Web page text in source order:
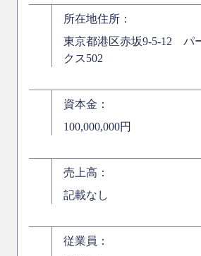
所在地住所：
東京都港区赤坂9-5-12 パ
クス502
資本金：
100,000,000円
売上高：
記載なし
従業員：